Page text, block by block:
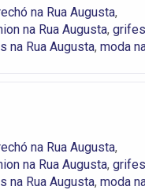
na Rua Augusta,
na Rua Augusta, grifes
na Rua Augusta, moda
na Rua Augusta,
na Rua Augusta, grifes
na Rua Augusta, moda